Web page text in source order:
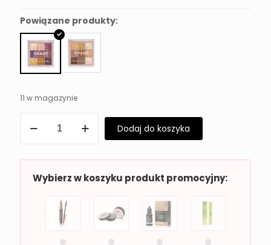
Powiązane produkty:
11 w magazynie
Paletka
powiek
Revers
Dodaj do koszyka
Wybierz w koszyku produkt promocyjny: